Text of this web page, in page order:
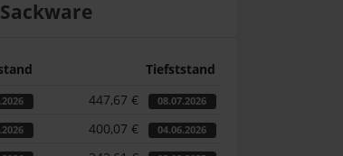
Tiefststand
447,67 € 08.07.2026
400,07 € 04.06.2026